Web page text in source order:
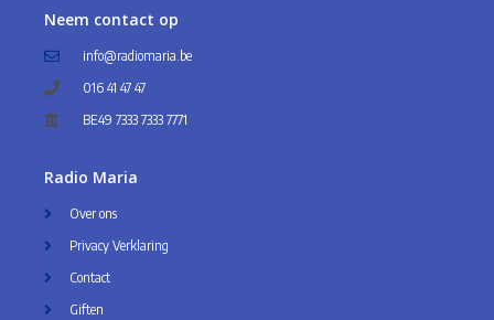
Neem contact op
info@radiomaria.be
016 41 47 47
BE49 7333 7333 7771
Radio Maria
Over ons
Privacy Verklaring
Contact
Giften